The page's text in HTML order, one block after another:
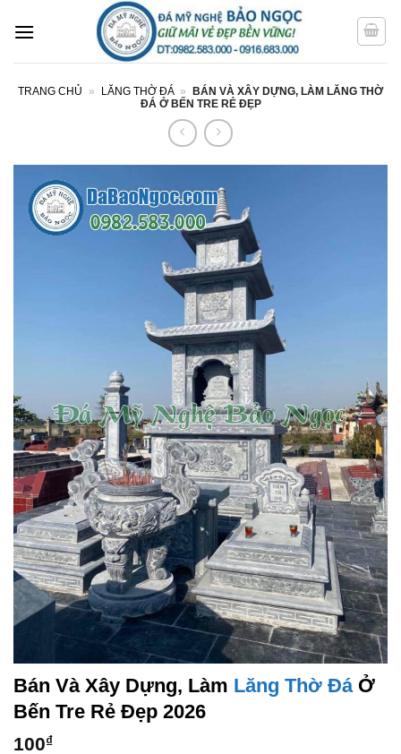
qua
TRANG CHỦ » LĂNG THỜ ĐÁ »
BÁN VÀ XÂY DỰNG, LÀM LĂNG THỜ
ĐÁ Ở BẾN TRE RẺ ĐẸP
Bán Và Xây Dựng, Làm Lăng Thờ ĐáỞ
Bến Tre Rẻ Đẹp 2026
100₫